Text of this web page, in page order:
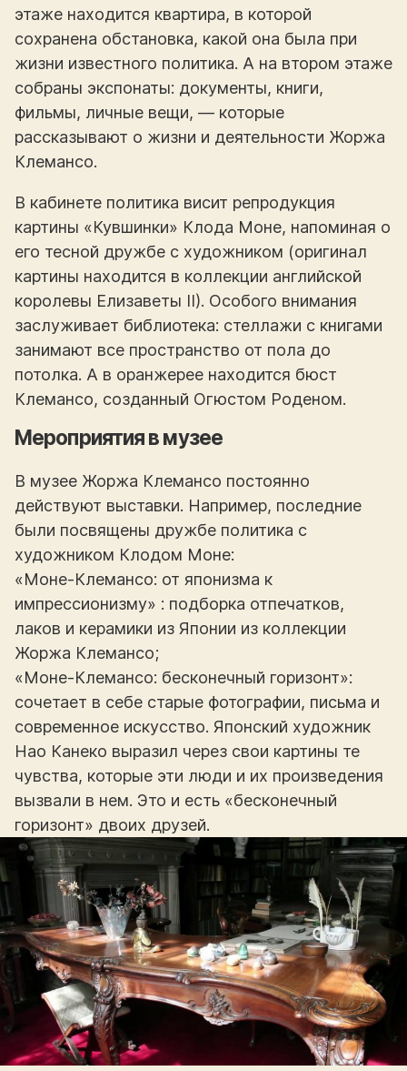
этаже находится квартира, в которой
сохранена обстановка, какой она была при
жизни известного политика. А на втором этаже
собраны экспонаты: документы, книги,
фильмы, личные вещи, — которые
рассказывают о жизни и деятельности Жоржа
Клемансо.
В кабинете политика висит репродукция
картины «Кувшинки» Клода Моне, напоминая о
его тесной дружбе с художником (оригинал
картины находится в коллекции английской
королевы Елизаветы ІІ). Особого внимания
заслуживает библиотека: стеллажи с книгами
занимают все пространство от пола до
потолка. А в оранжерее находится бюст
Клемансо, созданный Огюстом Роденом.
Мероприятия в музее
В музее Жоржа Клемансо постоянно
действуют выставки. Например, последние
были посвящены дружбе политика с
художником Клодом Моне:
«Моне-Клемансо: от японизма к
импрессионизму» : подборка отпечатков,
лаков и керамики из Японии из коллекции
Жоржа Клемансо;
«Моне-Клемансо: бесконечный горизонт»:
сочетает в себе старые фотографии, письма и
современное искусство. Японский художник
Нао Канеко выразил через свои картины те
чувства, которые эти люди и их произведения
вызвали в нем. Это и есть «бесконечный
горизонт» двоих друзей.